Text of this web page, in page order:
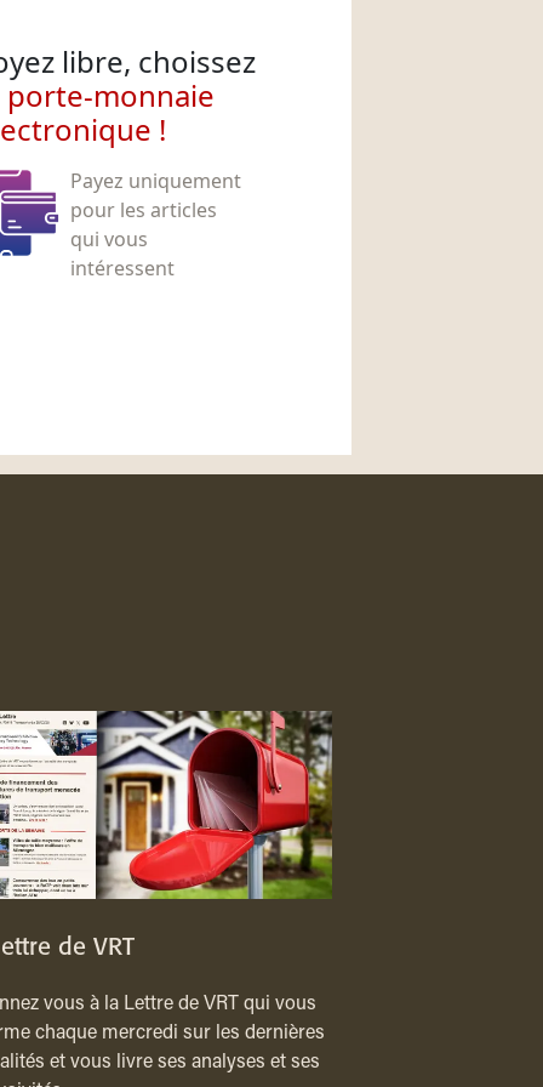
libre, choissez
porte-monnaie
!
Payez uniquement
pour les articles
qui vous
intéressent
de VRT
vous à la Lettre de VRT qui vous
chaque mercredi sur les dernières
et vous livre ses analyses et ses